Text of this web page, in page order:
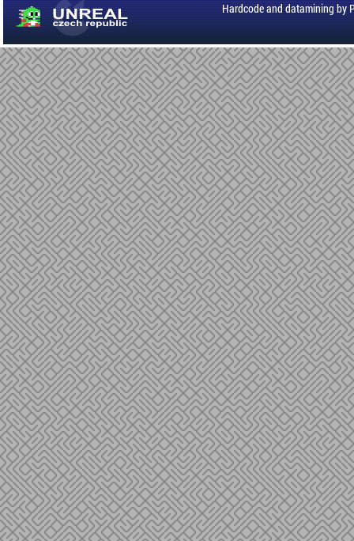
Hardcode and datamining by